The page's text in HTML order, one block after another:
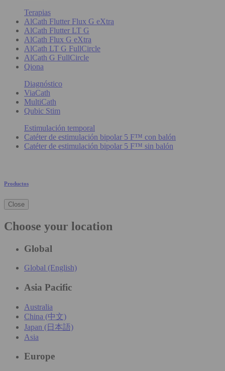
Terapias
AlCath Flutter Flux G eXtra
AlCath Flutter LT G
AlCath Flux G eXtra
AlCath LT G FullCircle
AlCath G FullCircle
Qiona
Diagnóstico
ViaCath
MultiCath
Qubic Stim
Estimulación temporal
Catéter de estimulación bipolar 5 F™ con balón
Catéter de estimulación bipolar 5 F™ sin balón
Productos
Close
Choose your location
Global
Global (English)
Asia Pacific
Australia
China (中文)
Japan (日本語)
Asia
Europe